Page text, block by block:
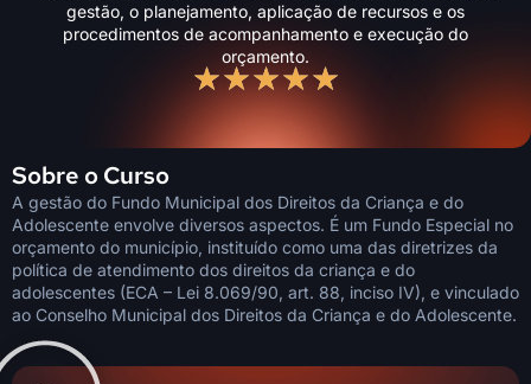
gestão, o planejamento, aplicação de recursos e os
procedimentos de acompanhamento e execução do
orçamento.
★★★★★
Sobre o Curso
A gestão do Fundo Municipal dos Direitos da Criança e do
Adolescente envolve diversos aspectos. É um Fundo Especial no
orçamento do município, instituído como uma das diretrizes da
política de atendimento dos direitos da criança e do
adolescentes (ECA – Lei 8.069/90, art. 88, inciso IV), e vinculado
ao Conselho Municipal dos Direitos da Criança e do Adolescente.